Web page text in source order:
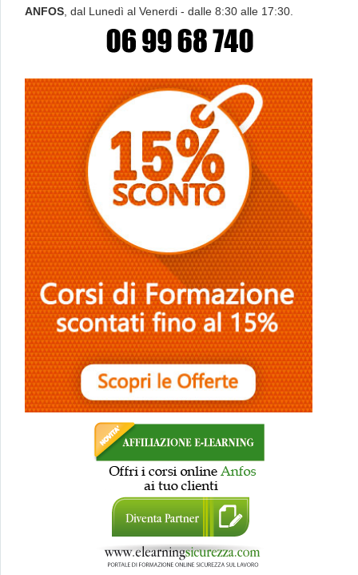
ANFOS , dal Lunedì al Venerdi - dalle 8:30 alle 17:30.